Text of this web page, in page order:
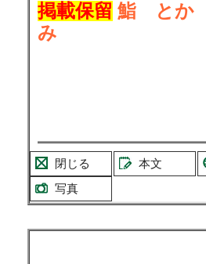
掲載保留 鮨 とか
み
閉じる 本文
写真